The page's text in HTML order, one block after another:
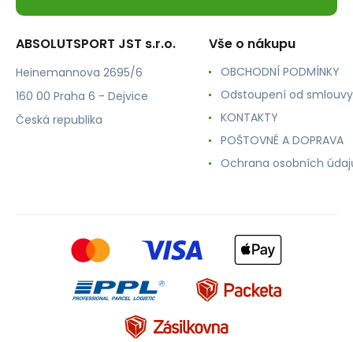
ABSOLUTSPORT JST s.r.o.
Heinemannova 2695/6
160 00 Praha 6 - Dejvice
Česká republika
Vše o nákupu
OBCHODNÍ PODMÍNKY
Odstoupení od smlouvy
KONTAKTY
POŠTOVNÉ A DOPRAVA
Ochrana osobních